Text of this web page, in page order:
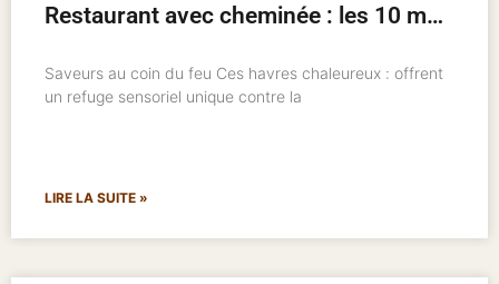
Restaurant avec cheminée : les 10 meilleures adresses pour un hiver chaleureux
Saveurs au coin du feu Ces havres chaleureux : offrent
un refuge sensoriel unique contre la
LIRE LA SUITE »